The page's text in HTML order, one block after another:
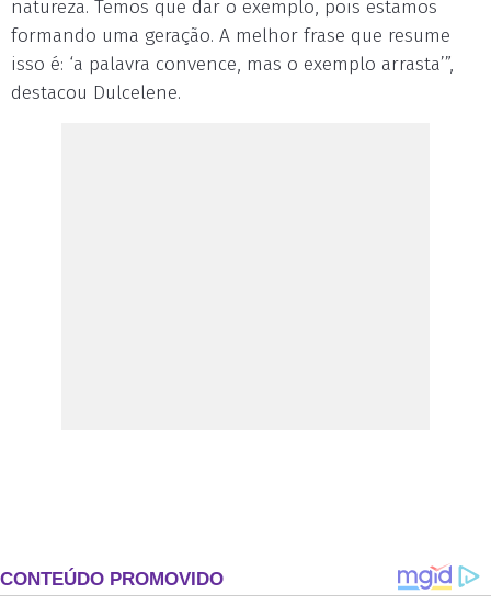
natureza. Temos que dar o exemplo, pois estamos
formando uma geração. A melhor frase que resume
isso é: ‘a palavra convence, mas o exemplo arrasta’”,
destacou Dulcelene.